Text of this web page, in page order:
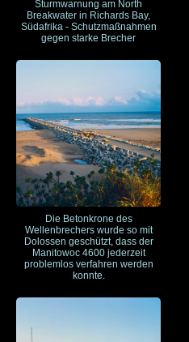
Sturmwarnung am North
Breakwater in Richards Bay,
Südafrika - Schutzmaßnahmen
gegen starke Brecher
Die Betonkrone des
Wellenbrechers wurde so mit
Dolossen geschützt, dass der
Manitowoc 4600 jederzeit
problemlos verfahren werden
konnte.